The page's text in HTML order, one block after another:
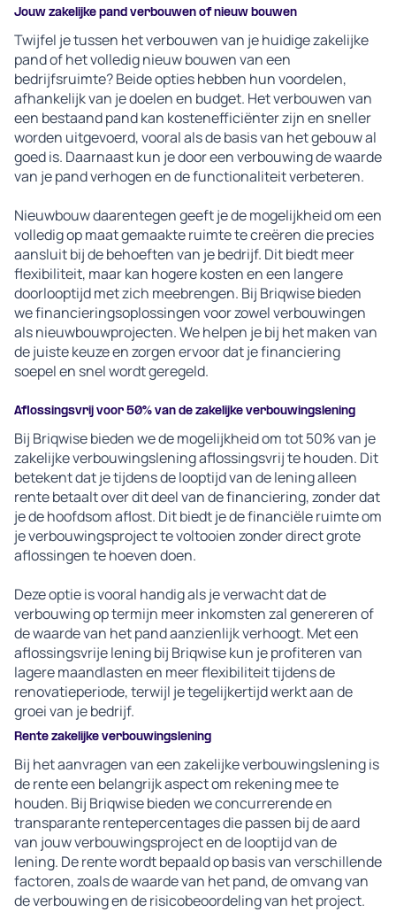
Jouw zakelijke pand verbouwen of nieuw bouwen
Twijfel je tussen het verbouwen van je huidige zakelijke
pand of het volledig nieuw bouwen van een
bedrijfsruimte? Beide opties hebben hun voordelen,
afhankelijk van je doelen en budget. Het verbouwen van
een bestaand pand kan kostenefficiënter zijn en sneller
worden uitgevoerd, vooral als de basis van het gebouw al
goed is. Daarnaast kun je door een verbouwing de waarde
van je pand verhogen en de functionaliteit verbeteren.
Nieuwbouw daarentegen geeft je de mogelijkheid om een
volledig op maat gemaakte ruimte te creëren die precies
aansluit bij de behoeften van je bedrijf. Dit biedt meer
flexibiliteit, maar kan hogere kosten en een langere
doorlooptijd met zich meebrengen. Bij Briqwise bieden
we financieringsoplossingen voor zowel verbouwingen
als nieuwbouwprojecten. We helpen je bij het maken van
de juiste keuze en zorgen ervoor dat je financiering
soepel en snel wordt geregeld.
Aflossingsvrij voor 50% van de zakelijke verbouwingslening
Bij Briqwise bieden we de mogelijkheid om tot 50% van je
zakelijke verbouwingslening aflossingsvrij te houden. Dit
betekent dat je tijdens de looptijd van de lening alleen
rente betaalt over dit deel van de financiering, zonder dat
je de hoofdsom aflost. Dit biedt je de financiële ruimte om
je verbouwingsproject te voltooien zonder direct grote
aflossingen te hoeven doen.
Deze optie is vooral handig als je verwacht dat de
verbouwing op termijn meer inkomsten zal genereren of
de waarde van het pand aanzienlijk verhoogt. Met een
aflossingsvrije lening bij Briqwise kun je profiteren van
lagere maandlasten en meer flexibiliteit tijdens de
renovatieperiode, terwijl je tegelijkertijd werkt aan de
groei van je bedrijf.
Rente zakelijke verbouwingslening
Bij het aanvragen van een zakelijke verbouwingslening is
de rente een belangrijk aspect om rekening mee te
houden. Bij Briqwise bieden we concurrerende en
transparante rentepercentages die passen bij de aard
van jouw verbouwingsproject en de looptijd van de
lening. De rente wordt bepaald op basis van verschillende
factoren, zoals de waarde van het pand, de omvang van
de verbouwing en de risicobeoordeling van het project.